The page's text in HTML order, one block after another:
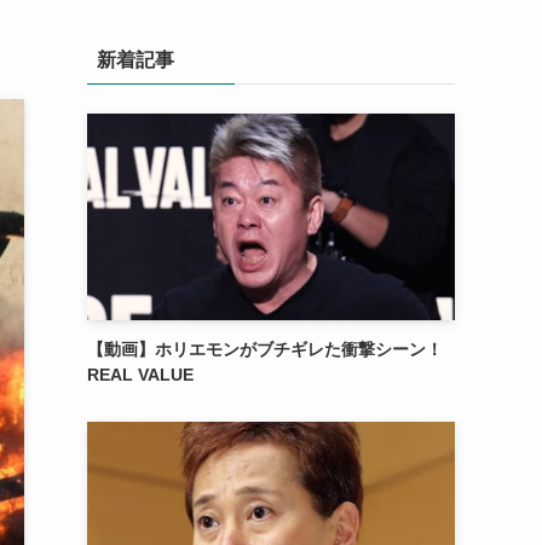
新着記事
【動画】ホリエモンがブチギレた衝撃シーン！
REAL VALUE